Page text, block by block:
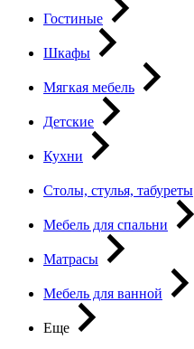
Гостиные
Шкафы
Мягкая мебель
Детские
Кухни
Столы, стулья, табуреты
Мебель для спальни
Матрасы
Мебель для ванной
Еще